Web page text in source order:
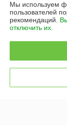
График работы
Политика
Мы используем
пользователей
рекомендаций.
отключить их.